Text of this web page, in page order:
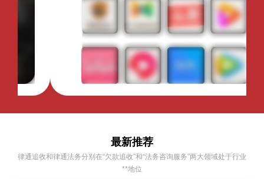
最新推荐
律通追收和律通法务分别在“欠款追收”和“法务咨询服务”两大领域处于行业
**地位